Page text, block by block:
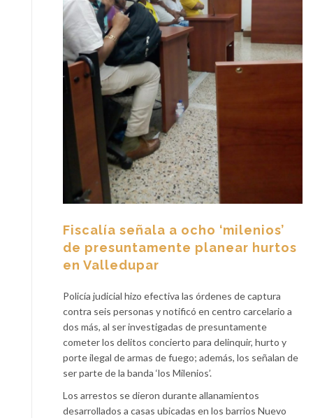
Fiscalía señala a ocho ‘milenios’
de presuntamente planear hurtos
en Valledupar
Policía judicial hizo efectiva las órdenes de captura
contra seis personas y notificó en centro carcelario a
dos más, al ser investigadas de presuntamente
cometer los delitos concierto para delinquir, hurto y
porte ilegal de armas de fuego; además, los señalan de
ser parte de la banda ‘los Milenios’.
Los arrestos se dieron durante allanamientos
desarrollados a casas ubicadas en los barrios Nuevo